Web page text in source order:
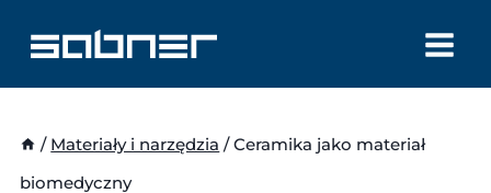
treści
/ Materiały i narzędzia / Ceramika jako materiał
biomedyczny